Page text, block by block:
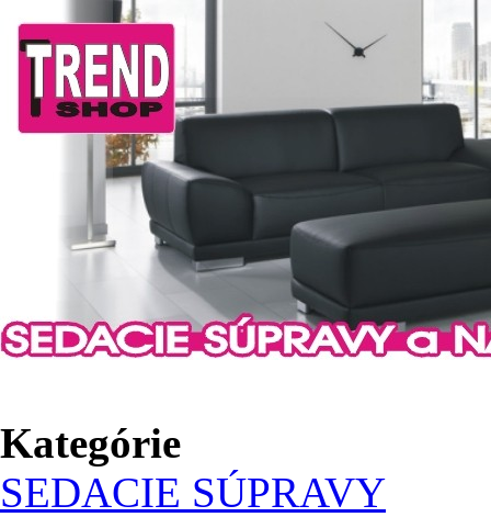
Kategórie
SEDACIE SÚPRAVY